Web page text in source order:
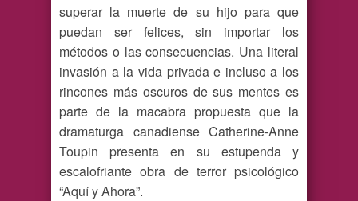
superar la muerte de su hijo para que
puedan ser felices, sin importar los
métodos o las consecuencias. Una literal
invasión a la vida privada e incluso a los
rincones más oscuros de sus mentes es
parte de la macabra propuesta que la
dramaturga canadiense Catherine-Anne
Toupin presenta en su estupenda y
escalofriante obra de terror psicológico
“Aquí y Ahora”.